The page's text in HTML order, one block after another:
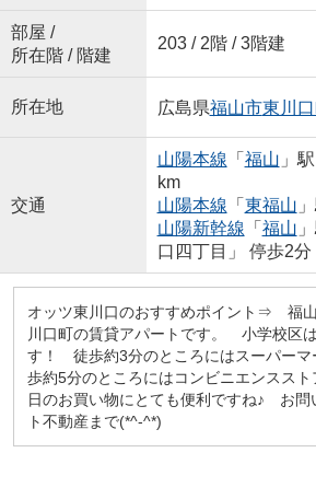
部屋 /
所在階 / 階建
203 / 2階 / 3階建
所在地 広島県福山市東川
交通
山陽本線 「 福山 」
km
山陽本線 「 東福山
山陽新幹線 「 福山
口四丁目」 停歩2分
オッツ東川口のおすすめポイント⇒ 福
川口町の賃貸アパートです。 小学校区
す！ 徒歩約3分のところにはスーパーマ
歩約5分のところにはコンビニエンスス
日のお買い物にとても便利ですね♪ お問
ト不動産まで(*^-^*)